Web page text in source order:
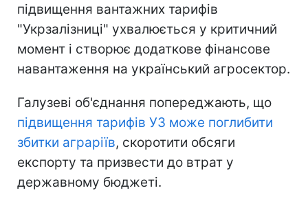
підвищення вантажних тарифів
"Укрзалізниці" ухвалюється у критичний
момент і створює додаткове фінансове
навантаження на український агросектор.
Галузеві об'єднання попереджають, що
підвищення тарифів УЗ може поглибити
збитки аграріїв, скоротити обсяги
експорту та призвести до втрат у
державному бюджеті.